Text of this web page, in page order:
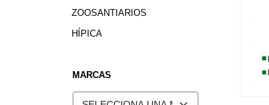
ZOOSANTIARIOS
HÍPICA
MARCAS